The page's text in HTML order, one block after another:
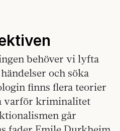
behöver vi lyfta
och söka
finns flera teorier
varför kriminalitet
går